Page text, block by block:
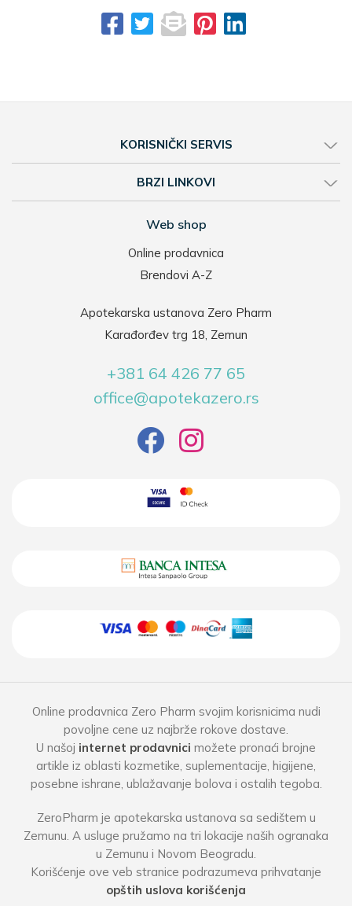
KORISNIČKI SERVIS
BRZI LINKOVI
Web shop
Online prodavnica
Brendovi A-Z
Apotekarska ustanova Zero Pharm
Karađorđev trg 18, Zemun
+381 64 426 77 65
office@apotekazero.rs
Online prodavnica Zero Pharm svojim korisnicima nudi
povoljne cene uz najbrže rokove dostave.
U našoj internet prodavnici možete pronaći brojne
artikle iz oblasti kozmetike, suplementacije, higijene,
posebne ishrane, ublažavanje bolova i ostalih tegoba.
ZeroPharm je apotekarska ustanova sa sedištem u
Zemunu. A usluge pružamo na tri lokacije naših ogranaka
u Zemunu i Novom Beogradu.
Korišćenje ove veb stranice podrazumeva prihvatanje
opštih uslova korišćenja